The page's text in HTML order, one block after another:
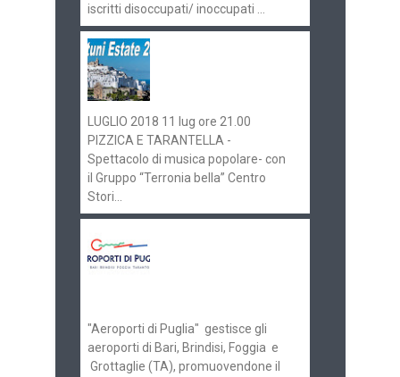
iscritti disoccupati/ inoccupati ...
LUGLIO 2018 11 lug ore 21.00
PIZZICA E TARANTELLA -
Spettacolo di musica popolare- con
il Gruppo “Terronia bella” Centro
Stori...
"Aeroporti di Puglia" gestisce gli
aeroporti di Bari, Brindisi, Foggia e
Grottaglie (TA), promuovendone il